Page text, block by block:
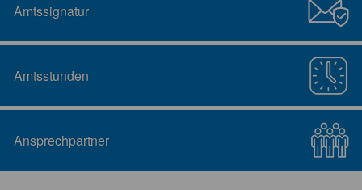
Amtssignatur
Amtsstunden
Ansprechpartner